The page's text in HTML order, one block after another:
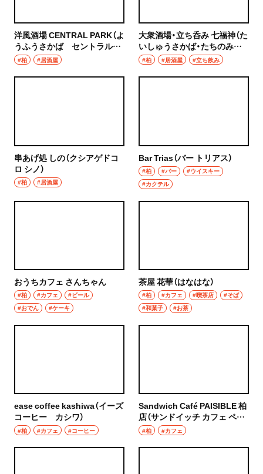
守谷
取手
前橋
高崎
埼玉県
越谷
春日部
大宮
所沢・狭山・入間・飯能
飯能
コーヒー
ラーメン・つけ麺
ラーメン
食べ歩き
ランチ
野菜料理
海鮮
居酒屋
バー
洋風酒場 CENTRAL PARK（よ
うふうさかば セントラルパ
ーク）
#柏 #居酒屋
大衆酒場・立ち呑み 七福神（た
いしゅうさかば・たちのみ
しちふくじん）
#柏 #居酒屋 #立ち飲み
串あげ処 しの（クシアゲドコ
ロ シノ）
#柏 #居酒屋
Bar Trias（バー トリアス）
#柏 #バー
#ウイスキー
#カクテル
おうちカフェ さんちゃん
#柏 #カフェ
#ビール
#おでん
#ケーキ
茶屋 花華（はなはな）
#柏 #カフェ #喫茶店
#そば
#和菓子
#お茶
ease coffee kashiwa（イーズ
コーヒー カシワ）
#柏 #カフェ #コーヒー
Sandwich Café PAISIBLE 柏
店（サンドイッチ カフェ ペジ
ーブル かしわてん）
#柏 #カフェ